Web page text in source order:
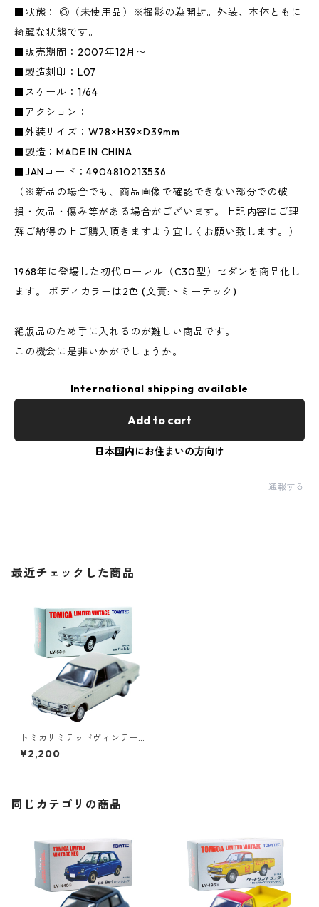
■状態： ◎（未使用品）※撮影の為開封。外装、本体ともに
綺麗な状態です。
■販売期間：2007年12月〜
■製造刻印：L07
■スケール：1/64
■アクション：
■外装サイズ：W78×H39×D39mm
■製造：MADE IN CHINA
■JANコード：4904810213536
（※新品の場合でも、商品画像で確認できない部分での破
損・欠品・傷み等がある場合がございます。上記内容にご理
解ご納得の上ご購入頂きますよう宜しくお願い致します。）
1968年に登場した初代ローレル（C30型）セダンを商品化し
ます。 ボディカラーは2色 (文責:トミーテック)
絶版品のため手に入れるのが難しい商品です。
この機会に是非いかがでしょうか。
International shipping available
Add to cart
日本国内にお住まいの方向け
通報する
最近チェックした商品
トミカリミテッドヴィンテー
ジ LV-53a 日産 ローレル #10
213536
¥2,200
同じカテゴリの商品